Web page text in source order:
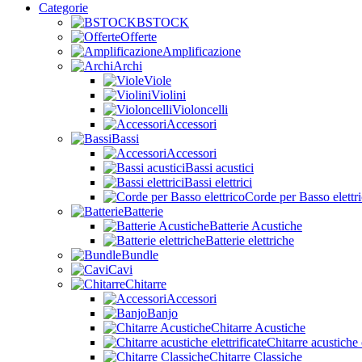
Categorie
BSTOCK
Offerte
Amplificazione
Archi
Viole
Violini
Violoncelli
Accessori
Bassi
Accessori
Bassi acustici
Bassi elettrici
Corde per Basso
Batterie
Batterie Acustiche
Batterie elettriche
Bundle
Cavi
Chitarre
Accessori
Banjo
Chitarre Acustiche
Chitarre acustiche
Chitarre Classiche